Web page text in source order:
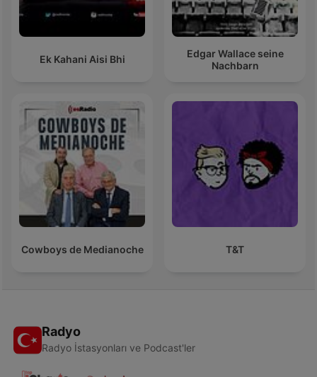
Ek Kahani Aisi Bhi
Edgar Wallace seine
Nachbarn
Cowboys de Medianoche T&T
Radyo
Radyo İstasyonları ve Podcast'ler